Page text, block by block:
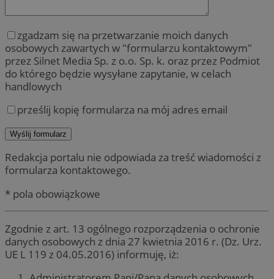
zgadzam się na przetwarzanie moich danych
osobowych zawartych w "formularzu kontaktowym"
przez Silnet Media Sp. z o.o. Sp. k. oraz przez Podmiot
do którego będzie wysyłane zapytanie, w celach
handlowych
prześlij kopię formularza na mój adres email
Redakcja portalu nie odpowiada za treść wiadomości z
formularza kontaktowego.
* pola obowiązkowe
Zgodnie z art. 13 ogólnego rozporządzenia o ochronie
danych osobowych z dnia 27 kwietnia 2016 r. (Dz. Urz.
UE L 119 z 04.05.2016) informuję, iż: